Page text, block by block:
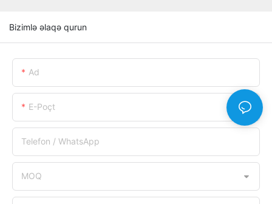
Bizimlə əlaqə qurun
Ad
E-Poçt
Telefon / WhatsApp
MOQ